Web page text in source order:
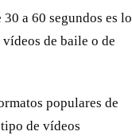
a 60 segundos es lo
de baile o de
populares de
de vídeos